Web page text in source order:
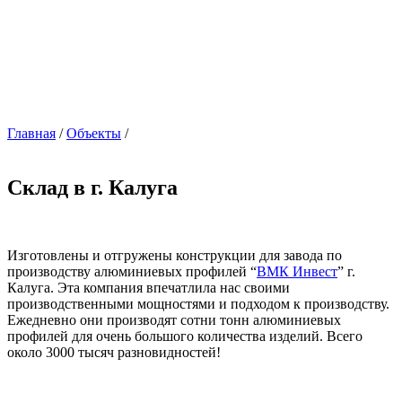
Главная /Объекты /
Склад в г. Калуга
Изготовлены и отгружены конструкции для завода по
производству алюминиевых профилей “ВМК Инвест” г.
Калуга. Эта компания впечатлила нас своими
производственными мощностями и подходом к производству.
Ежедневно они производят сотни тонн алюминиевых
профилей для очень большого количества изделий. Всего
около 3000 тысяч разновидностей!